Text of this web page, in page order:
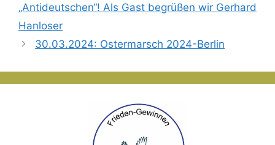
„Antideutschen“! Als Gast begrüßen wir Gerhard
Hanloser
30.03.2024: Ostermarsch 2024-Berlin